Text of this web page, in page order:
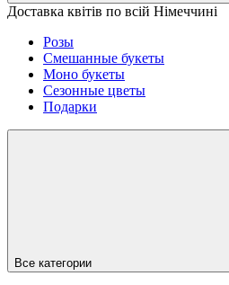
Доставка квітів по всій Німеччині
Розы
Смешанные букеты
Моно букеты
Сезонные цветы
Подарки
Все категории